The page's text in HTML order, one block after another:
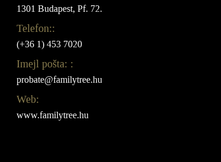
1301 Budapest, Pf. 72.
Telefon::
(+36 1) 453 7020
Imejl pošta: :
probate@familytree.hu
Web:
www.familytree.hu